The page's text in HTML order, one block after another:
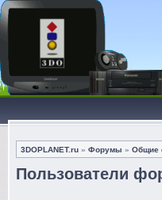
3DOPLANET.ru » Форумы » Общие
Пользователи